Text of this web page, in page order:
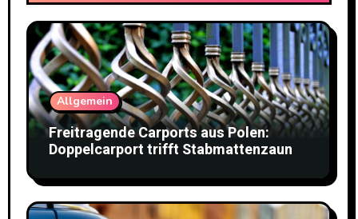
Allgemein
Freitragende Carports aus Polen:
Doppelcarport trifft Stabmattenzaun